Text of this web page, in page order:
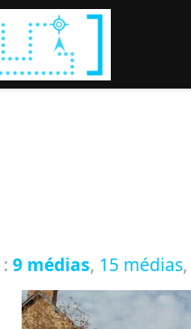
: 9 médias, 15 médias,